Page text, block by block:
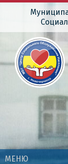
к
МЕНЮ